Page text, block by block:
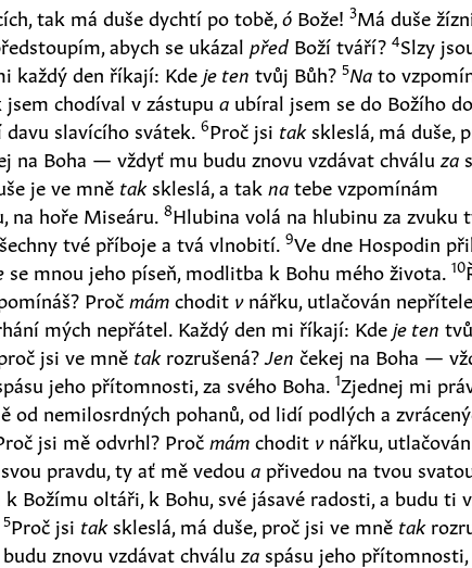
tak má duše dychtí po tobě,ó Bože!3Má duše
abych se ukázal před Boží tváří?4Slzy
každý den říkají: Kde je ten tvůj Bůh?5Nato
jsem chodíval v zástupua ubíral jsem se do Božího
davu slavícího svátek.6Proč jsi takskleslá, má duše,
na Boha — vždyť mu budu znovu vzdávat chválu za
je ve mně takskleslá, a tak natebe vzpomínám
na hoře Miseáru.8Hlubina volá na hlubinu za zvuku
tvé příboje a tvá vlnobití.9Ve dne Hospodin
se mnou jeho píseň, modlitba k Bohu mého života.10
Proč mámchodit vnářku, utlačován
mých nepřátel. Každý den mi říkají: Kde je ten
jsi ve mně takrozrušená?Jen čekej na Boha —
jeho přítomnosti, za svého Boha.1Zjednej mi
od nemilosrdných pohanů, od lidí podlých a
jsi mě odvrhl? Proč mámchodit vnářku, utlačován
pravdu, ty ať mě vedoua přivedou na tvou
Božímu oltáři, k Bohu, své jásavé radosti, a budu ti
5Proč jsi takskleslá, má duše, proč jsi ve mně tak
znovu vzdávat chválu za spásu jeho přítomnosti,